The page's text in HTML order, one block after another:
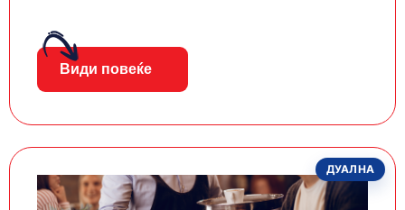
Види повеќе
ДУАЛНА